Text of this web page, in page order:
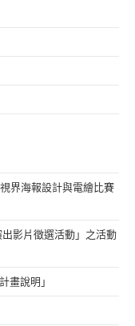
界海報設計與電繪比賽
影片徵選活動」之活動
畫說明」